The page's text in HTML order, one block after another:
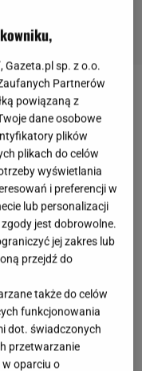
16 maja.
razem Bułgaria,
z jej utworem
na
Brytania z
Look Mum
pseudonimem
tylko z jednym
to jednak nie
związku z
występ podczas
Gazeta.pl sp. z o.o.
Partnerów
powiązaną z
dane osobowe
plików
plikach do celów
wyświetlania
i preferencji w
lub personalizacji
jest dobrowolne.
jej zakres lub
przejdź do
także do celów
funkcjonowania
dot. świadczonych
przetwarzanie
w oparciu o